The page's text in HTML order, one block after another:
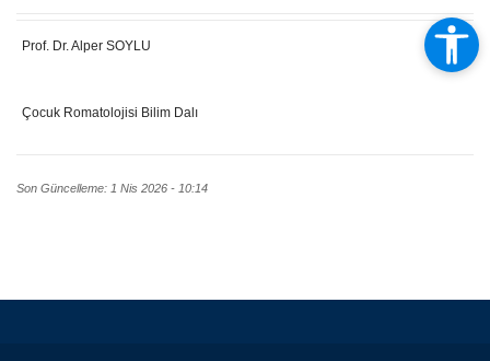
Prof. Dr. Alper SOYLU
Çocuk Romatolojisi Bilim Dalı
Son Güncelleme: 1 Nis 2026 - 10:14